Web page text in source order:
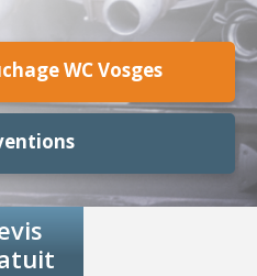
WC Vosges